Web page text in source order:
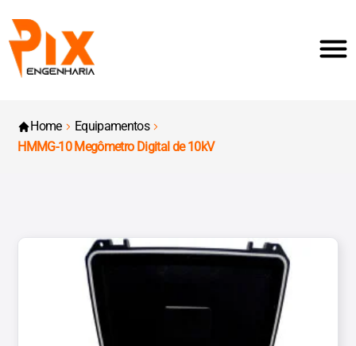
Home
Equipamentos
HMMG-10 Megômetro Digital de 10kV